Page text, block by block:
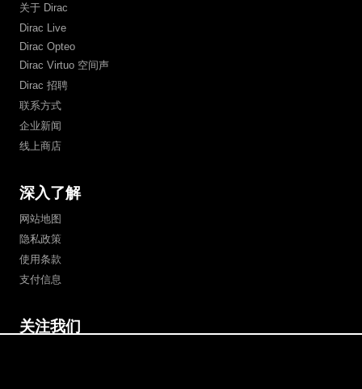
关于 Dirac
Dirac Live
Dirac Opteo
Dirac Virtuo 空间声
Dirac 招聘
联系方式
企业新闻
线上商店
深入了解
网站地图
隐私政策
使用条款
支付信息
关注我们